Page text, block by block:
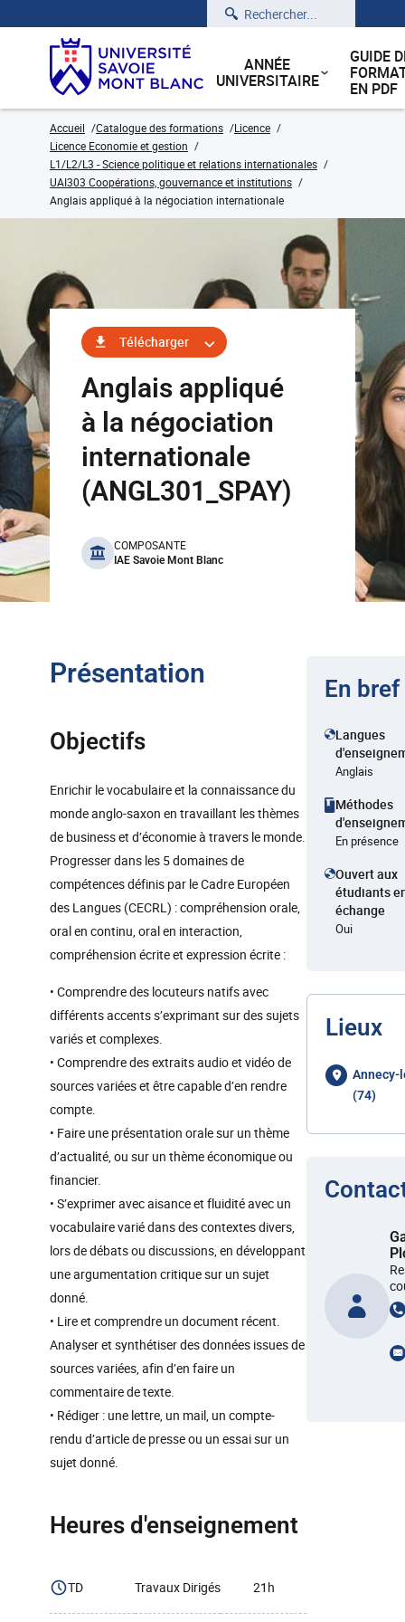
Rechercher
ANNÉE
UNIVERSITAIRE
GUIDE
EN PDF
Accueil Catalogue des formations
Licence
Licence Economie et gestion
L1/L2/L3 - Science politique et relations internationales
UAI303 Coopérations, gouvernance et institutions
Anglais appliqué à la négociation internationale
Télécharger
Anglais appliqué
à la négociation
internationale
(ANGL301_SPAY)
benefits
COMPOSANTE
IAE Savoie Mont Blanc
Présentation
Objectifs
Enrichir le vocabulaire et la connaissance du
monde anglo-saxon en travaillant les thèmes
de business et d’économie à travers le monde.
Progresser dans les 5 domaines de
compétences définis par le Cadre Européen
des Langues (CECRL) : compréhension orale,
oral en continu, oral en interaction,
compréhension écrite et expression écrite :
• Comprendre des locuteurs natifs avec
différents accents s’exprimant sur des sujets
variés et complexes.
• Comprendre des extraits audio et vidéo de
sources variées et être capable d’en rendre
compte.
• Faire une présentation orale sur un thème
d’actualité, ou sur un thème économique ou
financier.
• S’exprimer avec aisance et fluidité avec un
vocabulaire varié dans des contextes divers,
lors de débats ou discussions, en développant
une argumentation critique sur un sujet
donné.
• Lire et comprendre un document récent.
Analyser et synthétiser des données issues de
sources variées, afin d’en faire un
commentaire de texte.
• Rédiger : une lettre, un mail, un compte-
rendu d’article de presse ou un essai sur un
sujet donné.
Heures d'enseignement
TD Travaux Dirigés 21h
En bref
Langues
Anglais
Méthodes
En présence
Ouvert aux
étudiants
échange
Oui
Lieux
Annecy-
(74)